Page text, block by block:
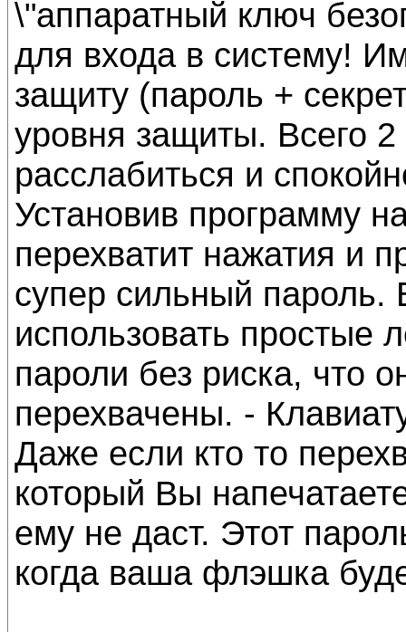
\"аппаратный ключ
для входа в систему!
защиту (пароль +
уровня защиты. Всего
расслабиться и
Установив программу
перехватит нажатия и
супер сильный пароль.
использовать простые
пароли без риска, что
перехвачены. -
Даже если кто то
который Вы
ему не даст. Этот
когда ваша флэшка